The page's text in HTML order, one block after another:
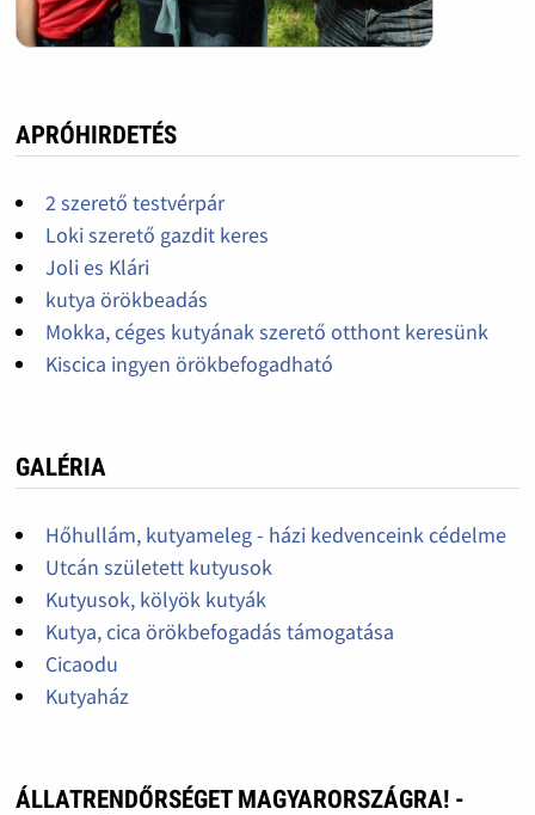
APRÓHIRDETÉS
2 szerető testvérpár
Loki szerető gazdit keres
Joli es Klári
kutya örökbeadás
Mokka, céges kutyának szerető otthont keresünk
Kiscica ingyen örökbefogadható
GALÉRIA
Hőhullám, kutyameleg - házi kedvenceink cédelme
Utcán született kutyusok
Kutyusok, kölyök kutyák
Kutya, cica örökbefogadás támogatása
Cicaodu
Kutyaház
ÁLLATRENDŐRSÉGET MAGYARORSZÁGRA! -